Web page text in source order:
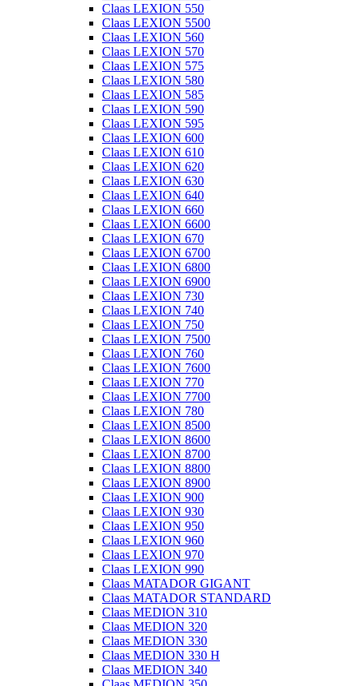
Claas LEXION 550
Claas LEXION 5500
Claas LEXION 560
Claas LEXION 570
Claas LEXION 575
Claas LEXION 580
Claas LEXION 585
Claas LEXION 590
Claas LEXION 595
Claas LEXION 600
Claas LEXION 610
Claas LEXION 620
Claas LEXION 630
Claas LEXION 640
Claas LEXION 660
Claas LEXION 6600
Claas LEXION 670
Claas LEXION 6700
Claas LEXION 6800
Claas LEXION 6900
Claas LEXION 730
Claas LEXION 740
Claas LEXION 750
Claas LEXION 7500
Claas LEXION 760
Claas LEXION 7600
Claas LEXION 770
Claas LEXION 7700
Claas LEXION 780
Claas LEXION 8500
Claas LEXION 8600
Claas LEXION 8700
Claas LEXION 8800
Claas LEXION 8900
Claas LEXION 900
Claas LEXION 930
Claas LEXION 950
Claas LEXION 960
Claas LEXION 970
Claas LEXION 990
Claas MATADOR GIGANT
Claas MATADOR STANDARD
Claas MEDION 310
Claas MEDION 320
Claas MEDION 330
Claas MEDION 330 H
Claas MEDION 340